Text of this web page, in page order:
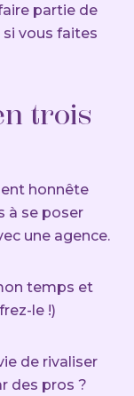
partie de
vous faites
trois
honnête
à se poser
une agence.
temps et
le !)
de rivaliser
des pros ?